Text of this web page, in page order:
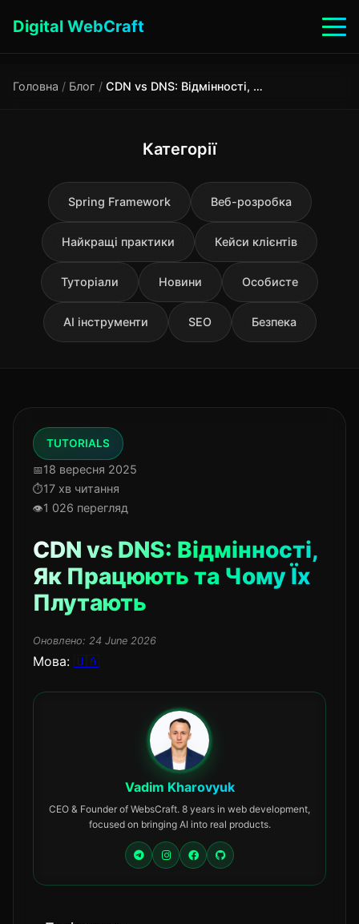
Digital WebCraft
Головна / Блог / CDN vs DNS: Відмінності, Як Працюють та Чому Їх Плутають
Категорії
Spring Framework Веб-розробка
Найкращі практики Кейси клієнтів
Туторіали Новини Особисте
AI інструменти SEO Безпека
TUTORIALS
18 вересня 2025
17 хв читання
1 026 перегляд
CDN vs DNS: Відмінності,
Як Працюють та Чому Їх
Плутають
Оновлено: 24 June 2026
Мова: 🇺🇦
Vadim Kharovyuk
CEO & Founder of WebsCraft. 8 years in web development,
focused on bringing AI into real products.